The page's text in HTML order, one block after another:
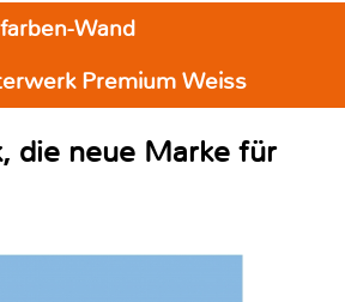
Wand
Premium Weiss
die neue Marke für